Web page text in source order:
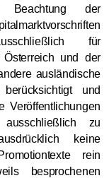
Beachtung der
für
Österreich und der
ausländische
und
zu
keine
rein
besprochenen